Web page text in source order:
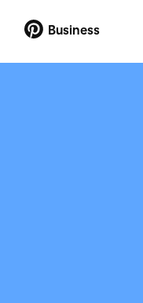
Business